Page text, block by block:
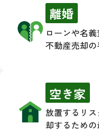
離婚
ローンや名
不動産売却の
空き家
放置するリ
却するための